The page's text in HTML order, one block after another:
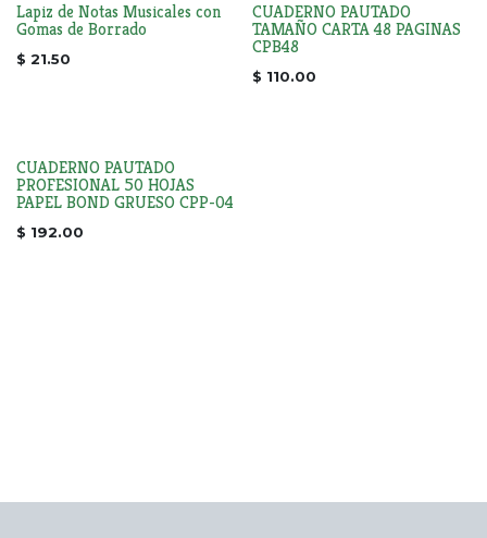
Lapiz de Notas Musicales con
Gomas de Borrado
$ 21.50
CUADERNO PAUTADO
TAMAÑO CARTA 48 PAGINAS
CPB48
$ 110.00
CUADERNO PAUTADO
PROFESIONAL 50 HOJAS
PAPEL BOND GRUESO CPP-04
$ 192.00